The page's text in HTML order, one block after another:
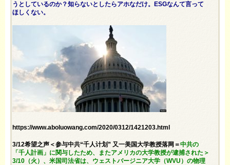
うとしているのか？知らないとしたらアホなだけ。ESGなんて言って
ほしくない。
https://www.aboluowang.com/2020/0312/1421203.html
3/12希望之声＜参与中共“千人计划” 又一美国大学教授落网＝中共の
「千人計画」に関与したため、またアメリカの大学教授が逮捕された＞
3/10（火）、米国司法省は、ウェストバージニア大学（WVU）の物理